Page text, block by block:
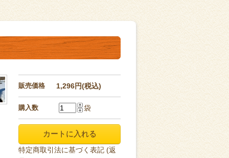
販売価格 1,296円(税込)
購入数 袋
特定商取引法に基づく表記 (返